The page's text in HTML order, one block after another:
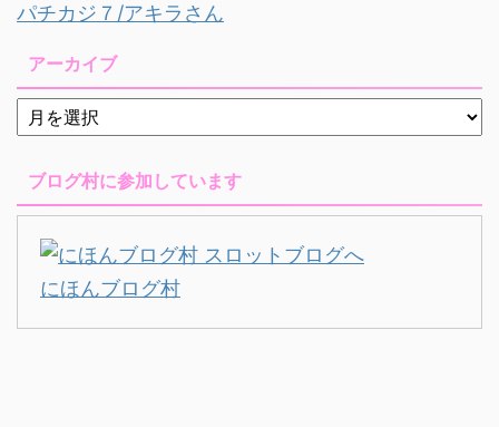
パチカジ７/アキラさん
アーカイブ
ブログ村に参加しています
にほんブログ村